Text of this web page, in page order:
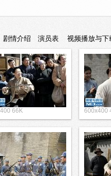
剧情介绍 演员表 视频播放与下
66K 600x400